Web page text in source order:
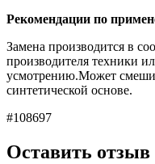
Рекомендации по
Замена производится в
производителя техники
усмотрению.Может
синтетической основе.
#108697
Оставить отзыв